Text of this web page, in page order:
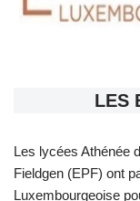
LES
Les lycées Athénée
Fieldgen (EPF) ont
Luxembourgeoise